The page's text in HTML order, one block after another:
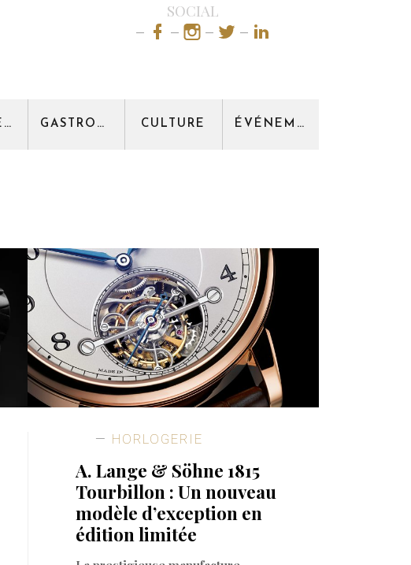
SOCIAL
HIGH-TECH GASTRONOMIE CULTURE ÉVÉNEMENT
HORLOGERIE
A. Lange & Söhne 1815
Tourbillon : Un nouveau
modèle d’exception en
édition limitée